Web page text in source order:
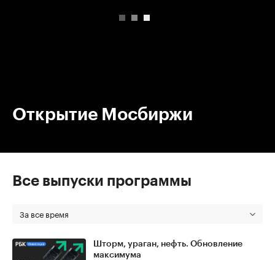
Открытие Мосбиржи
Все выпуски программы
За все время
Шторм, ураган, нефть. Обновление
максимума